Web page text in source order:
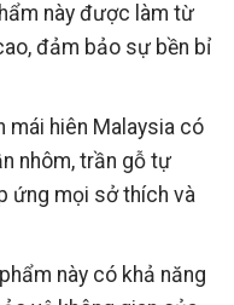
này được làm từ
đảm bảo sự bền bỉ
mái hiên Malaysia có
nhôm, trần gỗ tự
ứng mọi sở thích và
này có khả năng